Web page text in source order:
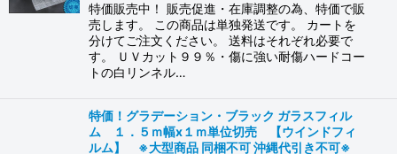
特価販売中！ 販売促進・在庫調整の為、特価で販
売します。 この商品は単独発送です。 カートを
分けてご注文ください。 送料はそれぞれ必要で
す。 ＵＶカット９９％・傷に強い耐傷ハードコー
トの白リンネル…
特価！グラデーション・ブラック ガラスフィル
ム １．５ｍ幅x１ｍ単位切売 【ウインドフィ
ルム】 ※大型商品 同梱不可 沖縄代引き不可※